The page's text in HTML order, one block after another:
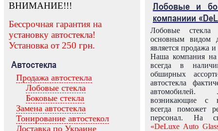
ВНИМАНИЕ!!!
Бессрочная гарантия на
установку автостекла!
Установка от 250 грн.
Автостекла
Продажа автостекла
Лобовые стекла
Боковые стекла
Замена автостекла
Тонирование автостекол
Доставка по Украине
Лобовые и
компаниии
Лобовые
основным видом
является продажа и
Наша компания на
всегда в
обширных
автостекла
возникающие с
всегда поможет
персонал. На
«DeLuxe Auto